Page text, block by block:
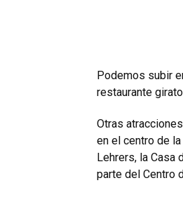
Podemos subir
restaurante
Otras
en el centro de la
Lehrers, la
parte del Centro